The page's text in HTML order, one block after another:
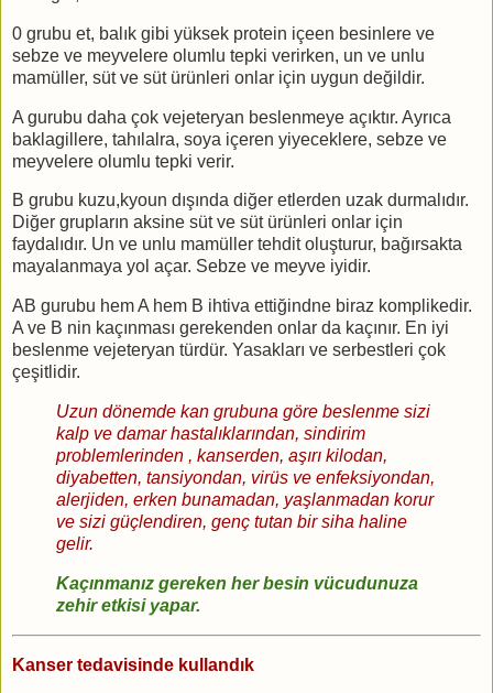
0 grubu et, balık gibi yüksek protein içeen besinlere ve
sebze ve meyvelere olumlu tepki verirken, un ve unlu
mamüller, süt ve süt ürünleri onlar için uygun değildir.
A gurubu daha çok vejeteryan beslenmeye açıktır. Ayrıca
baklagillere, tahılalra, soya içeren yiyeceklere, sebze ve
meyvelere olumlu tepki verir.
B grubu kuzu,kyoun dışında diğer etlerden uzak durmalıdır.
Diğer grupların aksine süt ve süt ürünleri onlar için
faydalıdır. Un ve unlu mamüller tehdit oluşturur, bağırsakta
mayalanmaya yol açar. Sebze ve meyve iyidir.
AB gurubu hem A hem B ihtiva ettiğindne biraz komplikedir.
A ve B nin kaçınması gerekenden onlar da kaçınır. En iyi
beslenme vejeteryan türdür. Yasakları ve serbestleri çok
çeşitlidir.
Uzun dönemde kan grubuna göre beslenme sizi
kalp ve damar hastalıklarından, sindirim
problemlerinden , kanserden, aşırı kilodan,
diyabetten, tansiyondan, virüs ve enfeksiyondan,
alerjiden, erken bunamadan, yaşlanmadan korur
ve sizi güçlendiren, genç tutan bir siha haline
gelir.
Kaçınmanız gereken her besin vücudunuza
zehir etkisi yapar.
Kanser tedavisinde kullandık